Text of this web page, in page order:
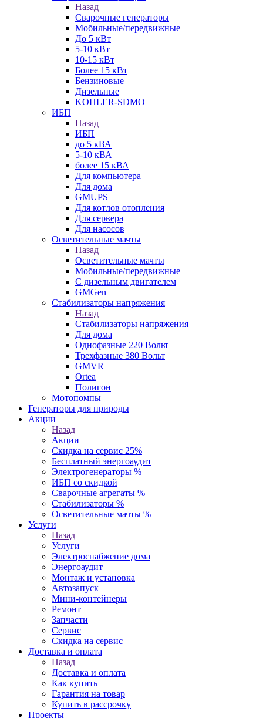
Назад
Сварочные генераторы
Мобильные/передвижные
До 5 кВт
5-10 кВт
10-15 кВт
Более 15 кВт
Бензиновые
Дизельные
KOHLER-SDMO
ИБП
Назад
ИБП
до 5 кВА
5-10 кВА
более 15 кВА
Для компьютера
Для дома
GMUPS
Для котлов отопления
Для сервера
Для насосов
Осветительные мачты
Назад
Осветительные мачты
Мобильные/передвижные
С дизельным двигателем
GMGen
Стабилизаторы напряжения
Назад
Стабилизаторы напряжения
Для дома
Однофазные 220 Вольт
Трехфазные 380 Вольт
GMVR
Ortea
Полигон
Мотопомпы
Генераторы для природы
Акции
Назад
Акции
Скидка на сервис 25%
Бесплатный энергоаудит
Электрогенераторы %
ИБП со скидкой
Сварочные агрегаты %
Стабилизаторы %
Осветительные мачты %
Услуги
Назад
Услуги
Электроснабжение дома
Энергоаудит
Монтаж и установка
Автозапуск
Мини-контейнеры
Ремонт
Запчасти
Сервис
Скидка на сервис
Доставка и оплата
Назад
Доставка и оплата
Как купить
Гарантия на товар
Купить в рассрочку
Проекты